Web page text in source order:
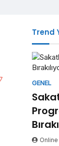
Trend
GENEL